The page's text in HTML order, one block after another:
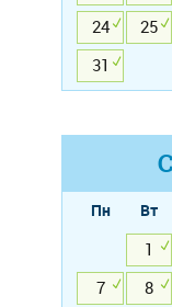
24
25
31
Пн Вт
1
7
8